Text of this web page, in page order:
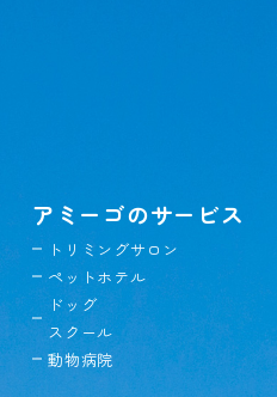
アミーゴのサービス
トリミングサロン
ペットホテル
ドッグ
スクール
動物病院